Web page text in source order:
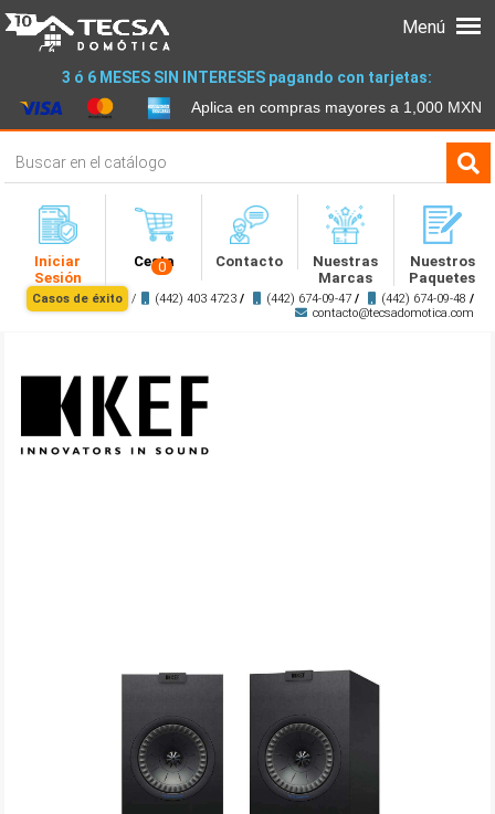
3 ó 6 MESES SIN INTERESES pagando con tarjetas:
Aplica en compras mayores a 1,000 MXN
Iniciar
Sesión
Cesta
0 Contacto
Nuestras
Marcas
Nuestros
Paquetes
Casos de éxito / (442) 403 4723 / (442) 674-09-47 / (442) 674-09-48 /
contacto@tecsadomotica.com
Menú